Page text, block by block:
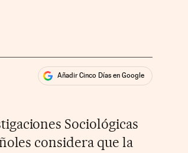
Añadir Cinco Días en Google
Sociológicas
considera que la